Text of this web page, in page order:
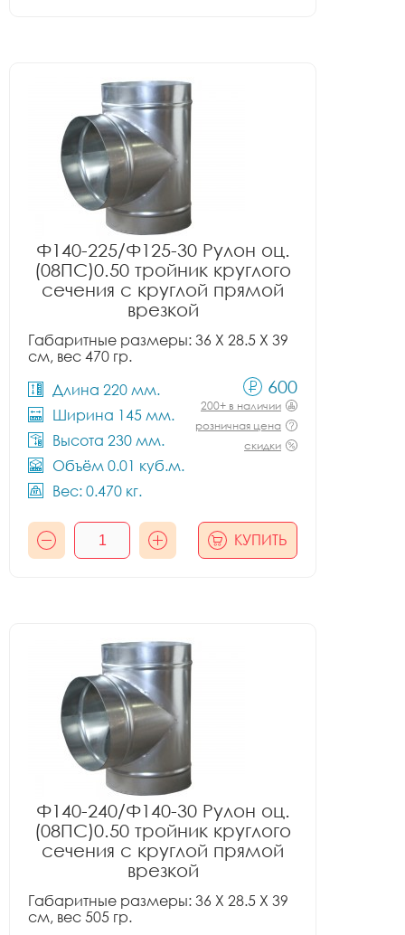
Ф140-225/Ф125-30 Рулон оц.
(08ПС)0.50 тройник круглого
сечения с круглой прямой
врезкой
Габаритные размеры: 36 X 28.5 X 39
см, вес 470 гр.
Длина 220 мм.
Ширина 145 мм.
Высота 230 мм.
Объём 0.01 куб.м.
Вес: 0.470 кг.
600
200+ в наличии
розничная цена
скидки
КУПИТЬ
Ф140-240/Ф140-30 Рулон оц.
(08ПС)0.50 тройник круглого
сечения с круглой прямой
врезкой
Габаритные размеры: 36 X 28.5 X 39
см, вес 505 гр.